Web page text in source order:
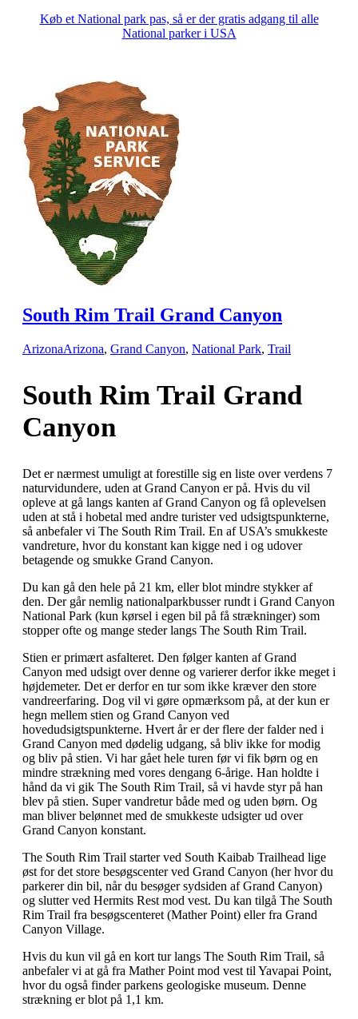
Køb et National park pas, så er der gratis adgang til alle
National parker i USA
South Rim Trail Grand Canyon
ArizonaArizona, Grand Canyon, National Park, Trail
South Rim Trail Grand
Canyon
Det er nærmest umuligt at forestille sig en liste over verdens 7
naturvidundere, uden at Grand Canyon er på. Hvis du vil
opleve at gå langs kanten af Grand Canyon og få oplevelsen
uden at stå i hobetal med andre turister ved udsigtspunkterne,
så anbefaler vi The South Rim Trail. En af USA’s smukkeste
vandreture, hvor du konstant kan kigge ned i og udover
betagende og smukke Grand Canyon.
Du kan gå den hele på 21 km, eller blot mindre stykker af
den. Der går nemlig nationalparkbusser rundt i Grand Canyon
National Park (kun kørsel i egen bil på få strækninger) som
stopper ofte og mange steder langs The South Rim Trail.
Stien er primært asfalteret. Den følger kanten af Grand
Canyon med udsigt over denne og varierer derfor ikke meget i
højdemeter. Det er derfor en tur som ikke kræver den store
vandreerfaring. Dog vil vi gøre opmærksom på, at der kun er
hegn mellem stien og Grand Canyon ved
hovedudsigtspunkterne. Hvert år er der flere der falder ned i
Grand Canyon med dødelig udgang, så bliv ikke for modig
og bliv på stien. Vi har gået hele turen før vi fik børn og en
mindre strækning med vores dengang 6-årige. Han holdte i
hånd da vi gik The South Rim Trail, så vi havde styr på han
blev på stien. Super vandretur både med og uden børn. Og
man bliver belønnet med de smukkeste udsigter ud over
Grand Canyon konstant.
The South Rim Trail starter ved South Kaibab Trailhead lige
øst for det store besøgscenter ved Grand Canyon (her hvor du
parkerer din bil, når du besøger sydsiden af Grand Canyon)
og slutter ved Hermits Rest mod vest. Du kan tilgå The South
Rim Trail fra besøgscenteret (Mather Point) eller fra Grand
Canyon Village.
Hvis du kun vil gå en kort tur langs The South Rim Trail, så
anbefaler vi at gå fra Mather Point mod vest til Yavapai Point,
hvor du også finder parkens geologiske museum. Denne
strækning er blot på 1,1 km.